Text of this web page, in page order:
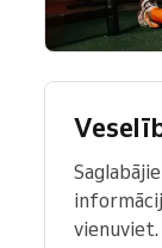
vienuviet.